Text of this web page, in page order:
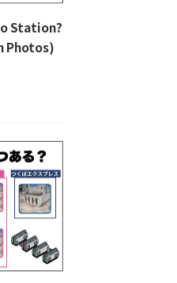
Station?
Photos)